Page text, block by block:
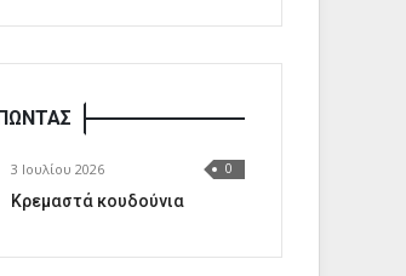
3 Ιουλίου 2026 0
Κρεμαστά κουδούνια